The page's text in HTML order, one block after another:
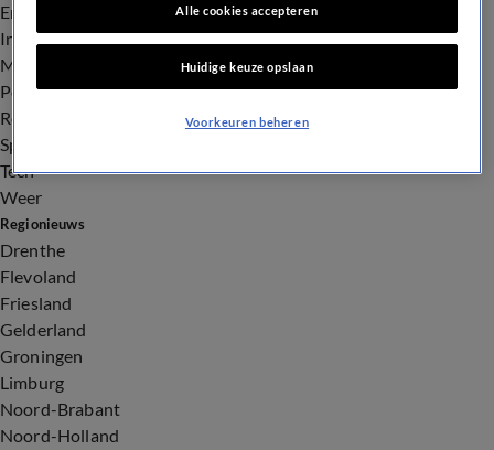
Entertainment
Infrastructuur
Milieu en Gezondheid
Politiek
Royalty
Sport
Tech
Weer
Regionieuws
Drenthe
Flevoland
Friesland
Gelderland
Groningen
Limburg
Noord-Brabant
Noord-Holland
Alle cookies accepteren
Huidige keuze opslaan
Voorkeuren beheren